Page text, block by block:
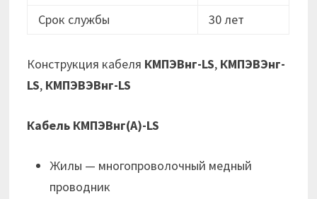
Срок службы 30 лет
Конструкция кабеля КМПЭВнг-LS, КМПЭВЭнг-
LS, КМПЭВЭВнг-LS
Кабель КМПЭВнг(А)-LS
Жилы — многопроволочный медный
проводник